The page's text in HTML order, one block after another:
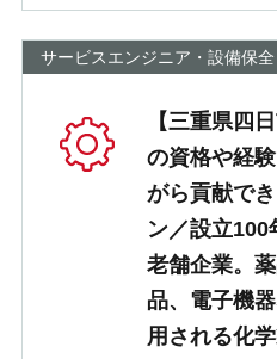
サービスエンジニア・設備保全
【三重県四
の資格や経
がら貢献で
ン／設立100
老舗企業。
品、電子機
用される化